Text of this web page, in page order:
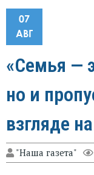
07
АВГ
«Семья —
но и
взгляде
"Наша газета"